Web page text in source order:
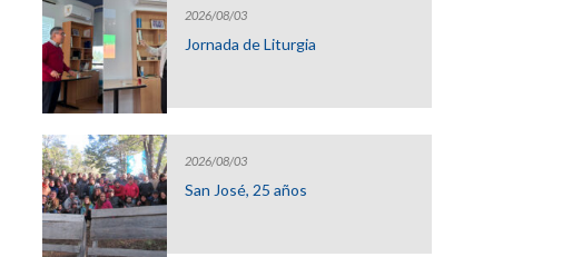
2026/08/03
Jornada de Liturgia
2026/08/03
San José, 25 años